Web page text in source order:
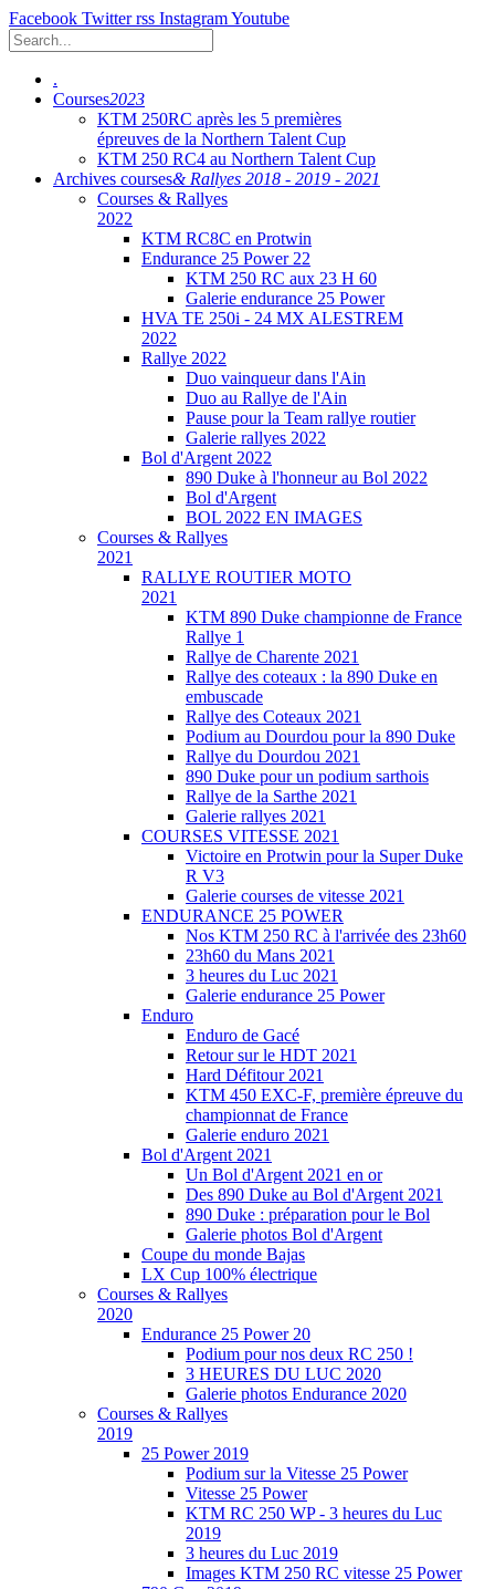
Facebook Twitter rss InstagramYoutube
.
Courses2023
KTM 250RC après les 5 premières
épreuves de la Northern Talent Cup
KTM 250 RC4 au Northern Talent Cup
Archives courses& Rallyes 2018 - 2019 - 2021
Courses & Rallyes
2022
KTM RC8C en Protwin
Endurance 25 Power 22
KTM 250 RC aux 23 H 60
Galerie endurance 25 Power
HVA TE 250i - 24 MX ALESTREM
2022
Rallye 2022
Duo vainqueur dans l'Ain
Duo au Rallye de l'Ain
Pause pour la Team rallye routier
Galerie rallyes 2022
Bol d'Argent 2022
890 Duke à l'honneur au Bol 2022
Bol d'Argent
BOL 2022 EN IMAGES
Courses & Rallyes
2021
RALLYE ROUTIER MOTO
2021
KTM 890 Duke championne de France
Rallye 1
Rallye de Charente 2021
Rallye des coteaux : la 890 Duke en
embuscade
Rallye des Coteaux 2021
Podium au Dourdou pour la 890 Duke
Rallye du Dourdou 2021
890 Duke pour un podium sarthois
Rallye de la Sarthe 2021
Galerie rallyes 2021
COURSES VITESSE 2021
Victoire en Protwin pour la Super Duke
R V3
Galerie courses de vitesse 2021
ENDURANCE 25 POWER
Nos KTM 250 RC à l'arrivée des 23h60
23h60 du Mans 2021
3 heures du Luc 2021
Galerie endurance 25 Power
Enduro
Enduro de Gacé
Retour sur le HDT 2021
Hard Défitour 2021
KTM 450 EXC-F, première épreuve du
championnat de France
Galerie enduro 2021
Bol d'Argent 2021
Un Bol d'Argent 2021 en or
Des 890 Duke au Bol d'Argent 2021
890 Duke : préparation pour le Bol
Galerie photos Bol d'Argent
Coupe du monde Bajas
LX Cup 100% électrique
Courses & Rallyes
2020
Endurance 25 Power 20
Podium pour nos deux RC 250 !
3 HEURES DU LUC 2020
Galerie photos Endurance 2020
Courses & Rallyes
2019
25 Power 2019
Podium sur la Vitesse 25 Power
Vitesse 25 Power
KTM RC 250 WP - 3 heures du Luc
2019
3 heures du Luc 2019
Images KTM 250 RC vitesse 25 Power